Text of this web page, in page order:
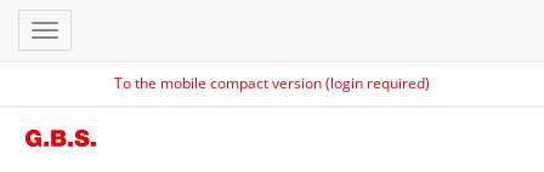
To the mobile compact version (login required)
Toggle
navigation